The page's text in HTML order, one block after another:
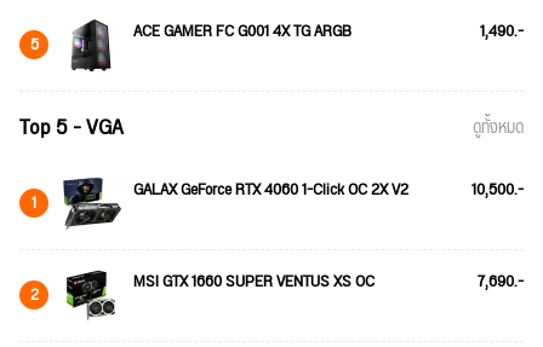
5 ACE GAMER FC G001 4X TG ARGB 1,490.-
Top 5 - VGA ดูทั้งหมด
1 GALAX GeForce RTX 4060 1-Click OC 2X V2 10,500.-
2 MSI GTX 1660 SUPER VENTUS XS OC 7,690.-